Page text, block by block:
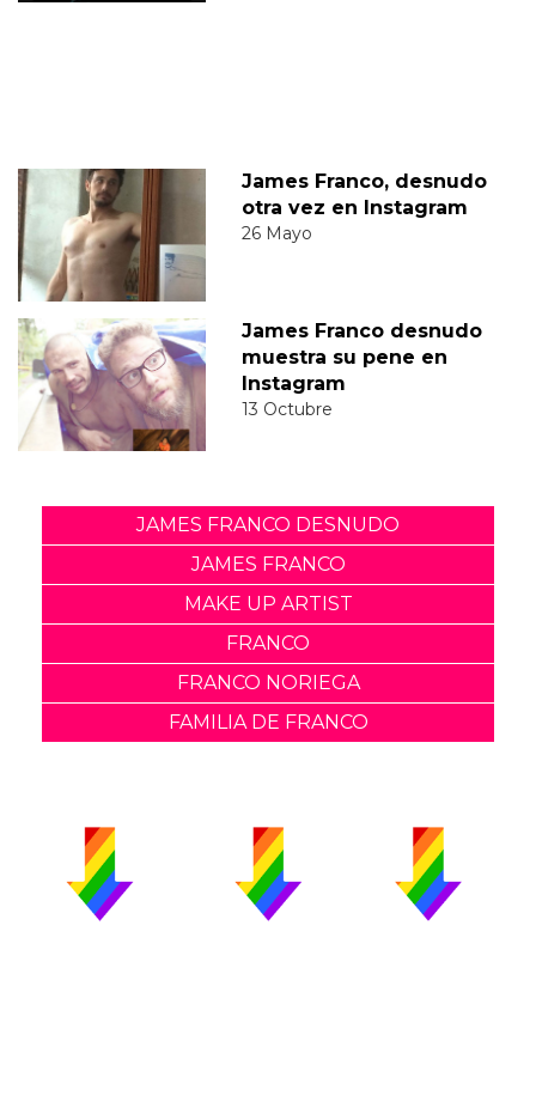
James Franco, desnudo
otra vez en Instagram
26 Mayo
James Franco desnudo
muestra su pene en
Instagram
13 Octubre
JAMES FRANCO DESNUDO
JAMES FRANCO
MAKE UP ARTIST
FRANCO
FRANCO NORIEGA
FAMILIA DE FRANCO